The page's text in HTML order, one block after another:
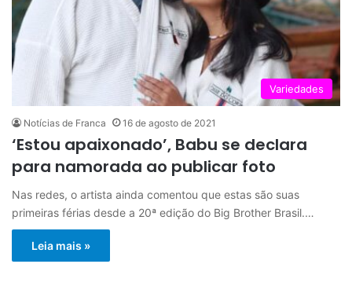
Variedades
Notícias de Franca 16 de agosto de 2021
‘Estou apaixonado’, Babu se declara
para namorada ao publicar foto
Nas redes, o artista ainda comentou que estas são suas
primeiras férias desde a 20ª edição do Big Brother Brasil.…
Leia mais »